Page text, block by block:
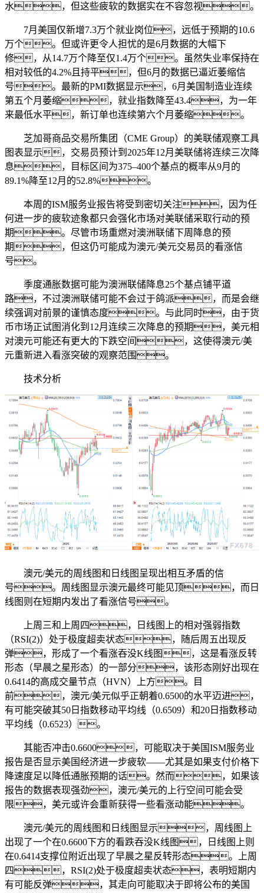
水，但这些疲软的数据实在不容忽视。
7月美国仅新增7.3万个就业岗位，远低于预期的10.6
万个。但或许更令人担忧的是6月数据的大幅下
修，从14.7万个降至仅1.4万个。虽然失业率保持在
相对较低的4.2%且持平，但6月的数据已逼近萎缩信
号。最新的PMI数据显示，6月美国制造业连续
第五个月萎缩，就业指数降至43.4，为一年
来最低水平，新订单也连续第六个月萎缩。
芝加哥商品交易所集团（CME Group）的美联储观察工具
图表显示，交易员预计到2025年12月美联储将连续三次降
息，目标区间为375–400个基点的概率从9月的
89.1%降至12月的52.8%。
本周的ISM服务业报告将受到密切关注，因为任
何进一步的疲软迹象都只会强化市场对美联储采取行动的预
期。尽管市场重燃对澳洲联储下周降息的预
期，但这仍可能成为澳元/美元交易员的看涨信
号。
季度通胀数据可能为澳洲联储降息25个基点铺平道
路，不过澳洲联储可能不会过于鸽派，而是会继
续强调对前景的谨慎态度。与此同时，由于货
币市场正试图消化到12月连续三次降息的预期，美元相
对澳元可能还有更大的下跌空间，这使得澳元/美
元重新进入看涨突破的观察范围。
技术分析
澳元/美元的周线图和日线图呈现出相互矛盾的信
号。周线图显示澳元最终可能见顶，而日
线图则在短期内发出了看涨信号。
上周三和上周四，日线图上的相对强弱指数
（RSI(2)）处于极度超卖状态，随后周五出现反
弹，形成了一个看涨吞没K线图，这是看涨反转
形态（早晨之星形态）的一部分，该形态刚好出现在
0.6414的高成交量节点（HVN）上方。目
前，澳元/美元似乎正朝着0.6500的水平迈进，
有可能突破其50日指数移动平均线（0.6509）和20日指数移动
平均线（0.6523）。
其能否冲击0.6600，可能取决于美国ISM服务业
报告是否显示美国经济进一步疲软——尤其是如果支付价格下
降速度足以降低通胀预期的话。然而，如果该
报告的数据表现强劲，澳元/美元的上行空间可能会受
限，美元或许会重新获得一些看涨动能。
澳元/美元的周线图和日线图显示，周线图上
出现了一个在0.6600下方的看跌吞没K线图，日线图上则
在0.6414支撑位附近出现了早晨之星反转形态。上周
四，RSI(2)处于极度超卖状态，表明短期内
有可能反弹，其走向可能取决于即将公布的美国